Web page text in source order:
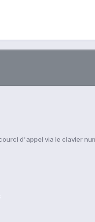
d'appel via le clavier